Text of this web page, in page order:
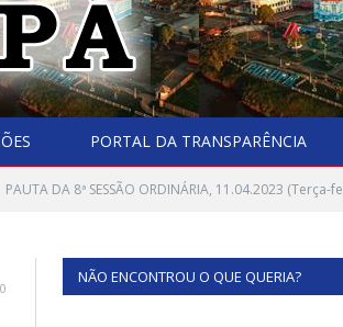
PORTAL DA TRANSPARÊNCIA
PAUTA DA 8ª SESSÃO ORDINÁRIA, 11.04.2023 (Terça-
0
NÃO ENCONTROU O QUE QUERIA?